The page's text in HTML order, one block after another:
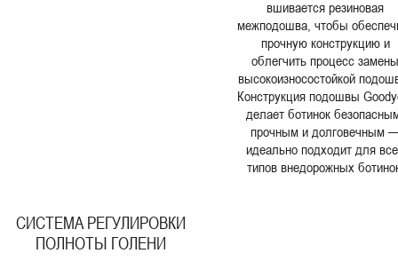
вшивается резиновая
межподошва, чтобы
прочную конструкцию и
облегчить процесс замены
высокоизносостойкой
Конструкция подошвы
делает ботинок
прочным и долговечным
идеально подходит для
типов внедорожных
СИСТЕМА РЕГУЛИРОВКИ
ПОЛНОТЫ ГОЛЕНИ